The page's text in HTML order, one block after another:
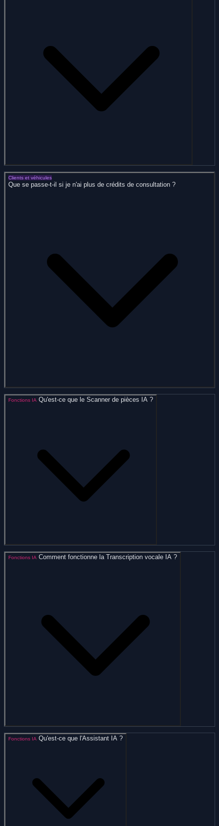
Clients et véhicules
Que se passe-t-il si je n'ai plus de crédits de consultation ?
Fonctions IA Qu'est-ce que le Scanner de pièces IA ?
Fonctions IA Comment fonctionne la Transcription vocale IA ?
Fonctions IA Qu'est-ce que l'Assistant IA ?